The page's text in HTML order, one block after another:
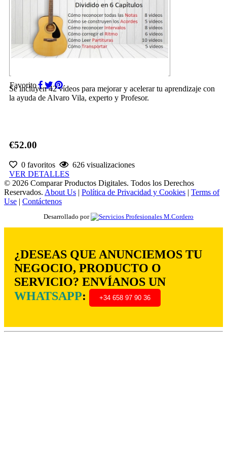
Favorito
Se incluyen 42 vídeos para mejorar y acelerar tu aprendizaje con
la ayuda de Alvaro Vila, experto y Profesor.
€52.00
0 favoritos
626 visualizaciones
VER DETALLES
© 2026 Comparar Productos Digitales. Todos los Derechos
Reservados. About Us | Política de Privacidad y Cookies | Terms of
Use | Contáctenos
Desarrollado por
¿DESEAS QUE ANUNCIEMOS TU
NEGOCIO, PRODUCTO O
SERVICIO? ENVÍANOS UN
WHATSAPP: +34 658 97 90 36